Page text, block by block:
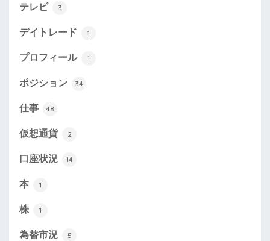
テレビ 3
デイトレード 1
プロフィール 1
ポジション 34
仕事 48
仮想通貨 2
口座状況 14
本 1
株 1
為替市況 5